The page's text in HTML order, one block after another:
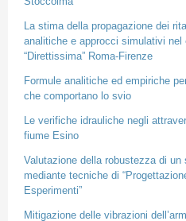
La stima della propagazione dei
analitiche e approcci simulativi
“Direttissima” Roma-Firenze
Formule analitiche ed empiriche
che comportano lo svio
Le verifiche idrauliche negli
fiume Esino
Valutazione della robustezza di
mediante tecniche di
Esperimenti”
Mitigazione delle vibrazioni